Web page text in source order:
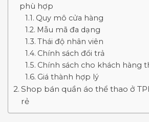
phù hợp
Quy mô cửa hàng
Mẫu mã đa dạng
Thái độ nhân viên
Chính sách đổi trả
Chính sách cho khách hàng
Giá thành hợp lý
Shop bán quần áo thể thao ở
rẻ